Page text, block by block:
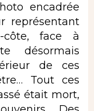
encadrée
représentant
côte, face à
désormais
de ces
Tout ces
était mort,